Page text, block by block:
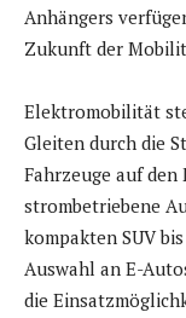
Anhängers
Zukunft der
Elektromobilität
Gleiten durch die
Fahrzeuge auf den
strombetriebene
kompakten SUV
Auswahl an E-
die